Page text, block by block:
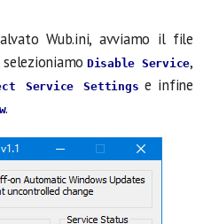
Wub.ini, avviamo il file
selezioniamo Disable Service,
Service Settings e infine
.